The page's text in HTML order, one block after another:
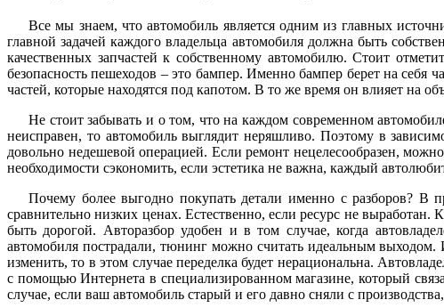
Все мы знаем, что автомобиль является одним из главных
главной задачей каждого владельца автомобиля должна быть
качественных запчастей к собственному автомобилю. Стоит
безопасность пешеходов – это бампер. Именно бампер берет на себя
частей, которые находятся под капотом. В то же время он влияет
Не стоит забывать и о том, что на каждом современном
неисправен, то автомобиль выглядит неряшливо. Поэтому в
довольно недешевой операцией. Если ремонт нецелесообразен,
необходимости сэкономить, если эстетика не важна, каждый
Почему более выгодно покупать детали именно с разборов?
сравнительно низких ценах. Естественно, если ресурс не
быть дорогой. Авторазбор удобен и в том случае, когда
автомобиля пострадали, тюнинг можно считать идеальным выходом.
изменить, то в этом случае переделка будет нерациональна.
с помощью Интернета в специализированном магазине, который
случае, если ваш автомобиль старый и его давно сняли с